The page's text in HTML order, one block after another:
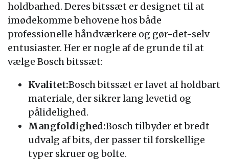
holdbarhed. Deres bitssæt er designet til at
imødekomme behovene hos både
professionelle håndværkere og gør-det-selv
entusiaster. Her er nogle af de grunde til at
vælge Bosch bitssæt:
Kvalitet:Bosch bitssæt er lavet af holdbart
materiale, der sikrer lang levetid og
pålidelighed.
Mangfoldighed:Bosch tilbyder et bredt
udvalg af bits, der passer til forskellige
typer skruer og bolte.